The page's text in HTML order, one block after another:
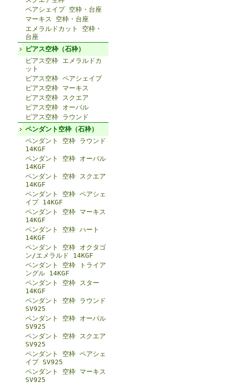
ペアシェイプ 空枠・台座
マーキス 空枠・台座
エメラルドカット 空枠・
台座
ピアス空枠（石枠）
ピアス空枠 エメラルドカ
ット
ピアス空枠 ペアシェイプ
ピアス空枠 マーキス
ピアス空枠 スクエア
ピアス空枠 オーバル
ピアス空枠 ラウンド
ペンダント空枠（石枠）
ペンダント 空枠 ラウンド
14KGF
ペンダント 空枠 オーバル
14KGF
ペンダント 空枠 スクエア
14KGF
ペンダント 空枠 ペアシェ
イプ 14KGF
ペンダント 空枠 マーキス
14KGF
ペンダント 空枠 ハート
14KGF
ペンダント 空枠 オクタゴ
ン/エメラルド 14KGF
ペンダント 空枠 トライア
ングル 14KGF
ペンダント 空枠 スター
14KGF
ペンダント 空枠 ラウンド
SV925
ペンダント 空枠 オーバル
SV925
ペンダント 空枠 スクエア
SV925
ペンダント 空枠 ペアシェ
イプ SV925
ペンダント 空枠 マーキス
SV925